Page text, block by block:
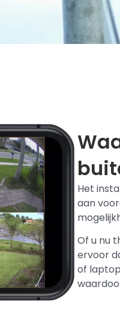
Het
aan
Of u nu
ervoor
of